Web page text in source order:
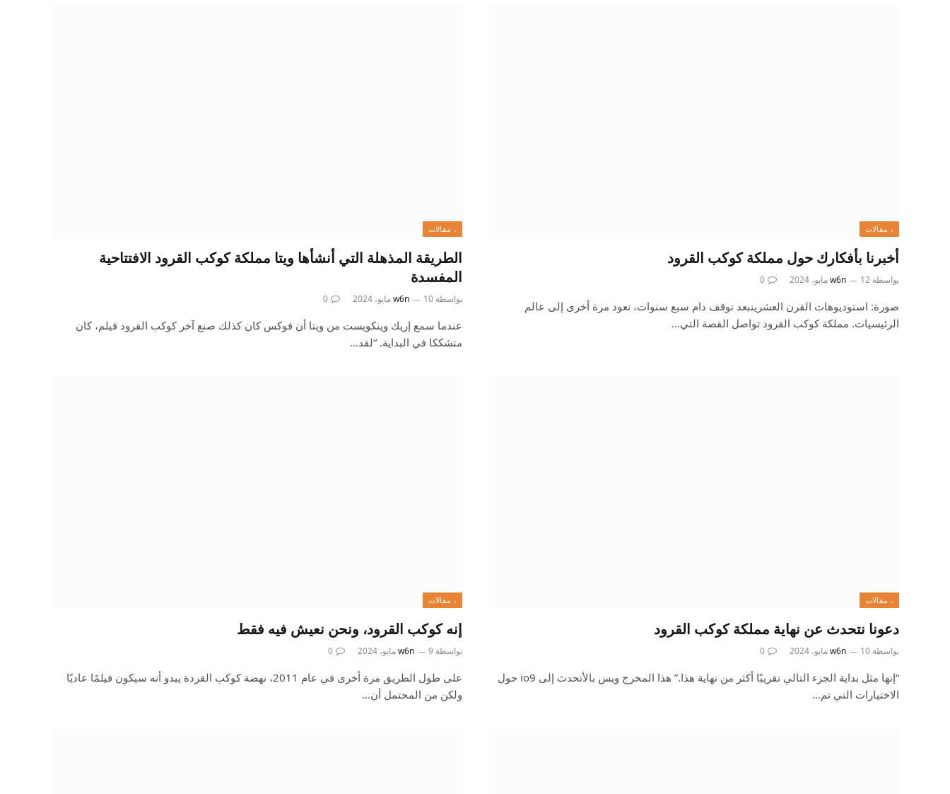
، مقالات
أخبرنا بأفكارك حول مملكة كوكب القرود
بواسطة w6n 12 مايو، 2024 0
صورة: استوديوهات القرن العشرينبعد توقف دام سبع سنوات، نعود مرة أخرى إلى عالم
الرئيسيات. مملكة كوكب القرود تواصل القصة التي…
، مقالات
الطريقة المذهلة التي أنشأها ويتا مملكة كوكب القرود الافتتاحية
المفسدة
بواسطة w6n 10 مايو، 2024 0
عندما سمع إريك وينكويست من ويتا أن فوكس كان كذلك صنع آخر كوكب القرود فيلم، كان
متشككا في البداية. “لقد…
، مقالات
دعونا نتحدث عن نهاية مملكة كوكب القرود
بواسطة w6n 10 مايو، 2024 0
“إنها مثل بداية الجزء التالي تقريبًا أكثر من نهاية هذا.” هذا المخرج ويس بالأتحدث إلى io9 حول
الاختيارات التي تم…
، مقالات
إنه كوكب القرود، ونحن نعيش فيه فقط
بواسطة w6n 9 مايو، 2024 0
على طول الطريق مرة أخرى في عام 2011، نهضة كوكب القردة يبدو أنه سيكون فيلمًا عاديًا
ولكن من المحتمل أن…